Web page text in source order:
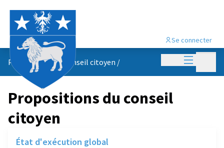
Menu
Se connecter
Propositions du conseil citoyen /
Propositions du conseil
citoyen
État d'exécution global